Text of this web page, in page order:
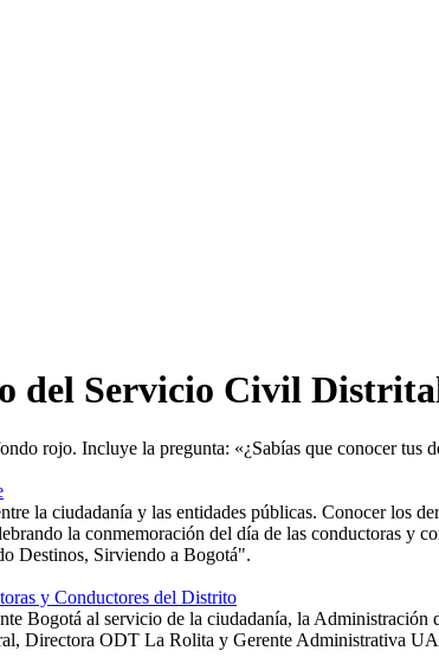
del Servicio Civil
la ciudadanía y las entidades públicas. Conocer los
y Conductores del Distrito
Bogotá al servicio de la ciudadanía, la Administración